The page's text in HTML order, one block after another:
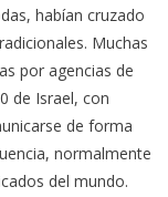
habían cruzado
Muchas
por agencias de
de Israel, con
de forma
normalmente
del mundo.